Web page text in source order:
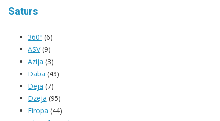
Saturs
360º(6)
ASV(9)
Āzija (3)
Daba (43)
Deja (7)
Dzeja (95)
Eiropa (44)